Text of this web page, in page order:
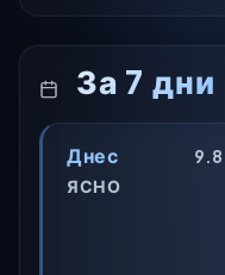
За 7 дни
Днес
9.8
ЯСНО